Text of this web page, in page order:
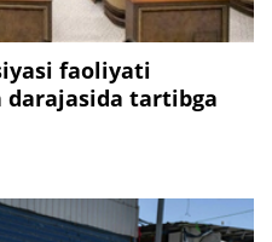
faoliyati
tartibga